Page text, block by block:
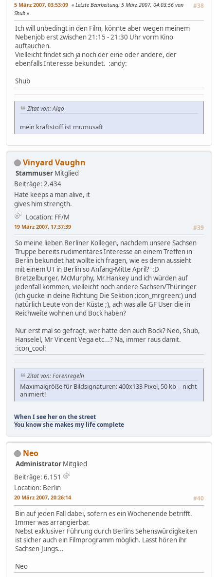
5 März 2007, 03:53:09 #38
Letzte Bearbeitung: 5 März 2007, 04:03:56 von
Shub
Ich will unbedingt in den Film, könnte aber wegen meinem
Nebenjob erst zwischen 21:15 - 21:30 Uhr vorm Kino
auftauchen.
Vielleicht findet sich ja noch der eine oder andere, der
ebenfalls Interesse bekundet. :andy:
Shub
Zitat von: Algo
mein kraftstoff ist mumusaft
Vinyard Vaughn
Stammuser Mitglied
Beiträge: 2.434
Hate keeps a man alive, it
gives him strength.
Location: FF/M
19 März 2007, 17:37:39 #39
So meine lieben Berliner Kollegen, nachdem unsere Sachsen
Truppe bereits rudimentäres Interesse an einem Treffen in
Berlin bekundet hat wollte ich fragen, wie es denn aussieht
mit einem UT in Berlin so Anfang-Mitte April? :D
Bretzelburger, McMurphy, Mr.Hankey und ich würden auf
jedenfall kommen, vielleicht noch andere Sachsen/Thüringer
(ich gucke in deine Richtung Die Sektion :icon_mrgreen:) und
natürlich Leute von der Küste ;), ach was alle GF User die in
Reichweite wohnen und Bock haben?
Nur erst mal so gefragt, wer hätte den auch Bock? Neo, Shub,
Hanselel, Mr Vincent Vega etc...? Na, immer raus damit.
:icon_cool:
Zitat von: Forenregeln
Maximalgröße für Bildsignaturen: 400x133 Pixel, 50 kb – nicht
animiert!
When I see her on the street
You know she makes my life complete
Neo
Administrator Mitglied
Beiträge: 6.151
Location: Berlin
20 März 2007, 20:26:14 #40
Bin auf jeden Fall dabei, sofern es ein Wochenende betrifft.
Immer was arrangierbar.
Nebst exklusiver Führung durch Berlins Sehenswürdigkeiten
ist sicher auch ein Filmprogramm möglich. Lasst hören ihr
Sachsen-Jungs...
Neo